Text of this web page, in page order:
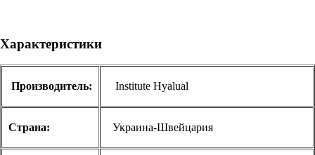
Характеристики
Производитель: Institute Hyalual
Страна: Украина-Швейцария